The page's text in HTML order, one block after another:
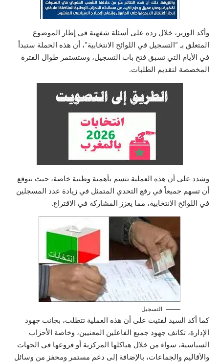
وأكد الوزير، خلال رده على أسئلة شفهية في إطار الموضوع
المتعلق بـ “التسجيل في اللوائح الانتخابية”، أن هذه الحملة ستبدأ
في الأيام التي تسبق فتح باب التسجيل، وستستمر طوال الفترة
المخصصة لتقديم الطلبات.
وشدد على أن هذه العملية تتسم بأهمية وطنية خاصة، حيث نتوقع
أن تسهم جميعاً في رفع التحدي المتمثل في زيادة عدد المسجلين
في اللوائح الانتخابية، مما يعزز المشاركة في الاقتراع.
التسجيل
كما أكد السيد لفتيت على أن هذه العملية تتطلب، بجانب جهود
الإدارة، تكاتف جهود جميع الفاعلين المعنيين، وخاصة الأحزاب
السياسية، سواء من خلال هياكلها المركزية أو فروعها في الجهات
والأقاليم والجماعات، بالإضافة إلى دعم مستمر ومحفز من وسائل